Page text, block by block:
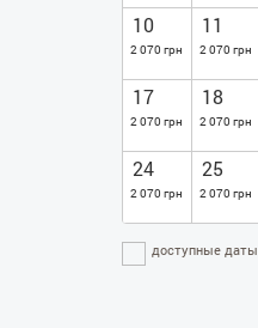
10
2 070 грн
11
2 070 грн
17
2 070 грн
18
2 070 грн
24
2 070 грн
25
2 070 грн
доступные даты